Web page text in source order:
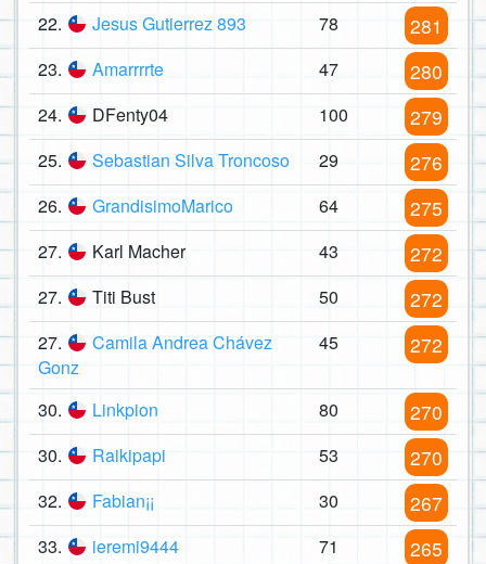
22. Jesus Gutierrez 893 78 281
23. Amarrrrte 47 280
24. DFenty04 100 279
25. Sebastian Silva Troncoso 29 276
26. GrandisimoMarico 64 275
27. Karl Macher 43 272
27. Titi Bust 50 272
27.
Camila Andrea Chávez
Gonz
45 272
30. Linkpion 80 270
30. Raikipapi 53 270
32. Fabian¡¡ 30 267
33. ieremi9444 71 265